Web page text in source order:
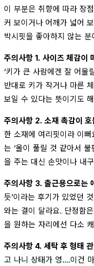
이 부분은 취향에 따라 장
커 보이거나 어깨가 넓어
박시핏을 좋아하지 않는
주의사항 1. 사이즈 체감이
‘키가 큰 사람에겐 잘 어울
반대로 키가 작거나 마른
보일 수 있다는 뜻이기도
주의사항 2. 소재 촉감이
한 소재에 여리핏이라 이
는 ‘올이 풀릴 것 같아서
을 주는 대신 손맛이나 내
주의사항 3. 출근용으로는
듯’이라는 후기가 있었던
와는 결이 달라요. 단정함
을 원하는 자리에선 다소
주의사항 4. 세탁 후 형태
고 나니 상태가 영....이건